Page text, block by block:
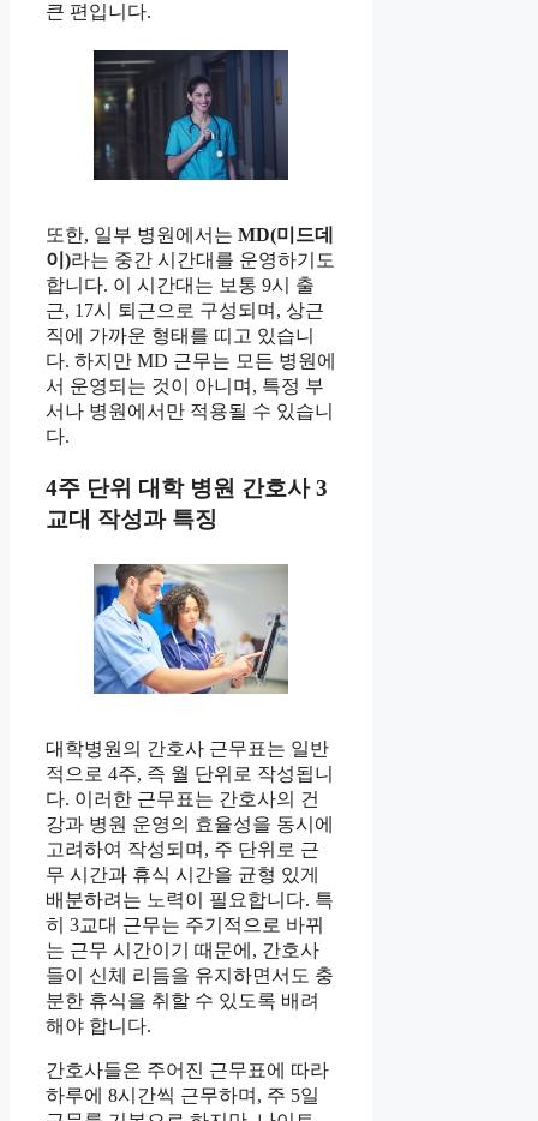
큰 편입니다.
또한, 일부 병원에서는 MD(미드데
이)라는 중간 시간대를 운영하기도
합니다. 이 시간대는 보통 9시 출
근, 17시 퇴근으로 구성되며, 상근
직에 가까운 형태를 띠고 있습니
다. 하지만 MD 근무는 모든 병원에
서 운영되는 것이 아니며, 특정 부
서나 병원에서만 적용될 수 있습니
다.
4주 단위 대학 병원 간호사 3
교대 작성과 특징
대학병원의 간호사 근무표는 일반
적으로 4주, 즉 월 단위로 작성됩니
다. 이러한 근무표는 간호사의 건
강과 병원 운영의 효율성을 동시에
고려하여 작성되며, 주 단위로 근
무 시간과 휴식 시간을 균형 있게
배분하려는 노력이 필요합니다. 특
히 3교대 근무는 주기적으로 바뀌
는 근무 시간이기 때문에, 간호사
들이 신체 리듬을 유지하면서도 충
분한 휴식을 취할 수 있도록 배려
해야 합니다.
간호사들은 주어진 근무표에 따라
하루에 8시간씩 근무하며, 주 5일